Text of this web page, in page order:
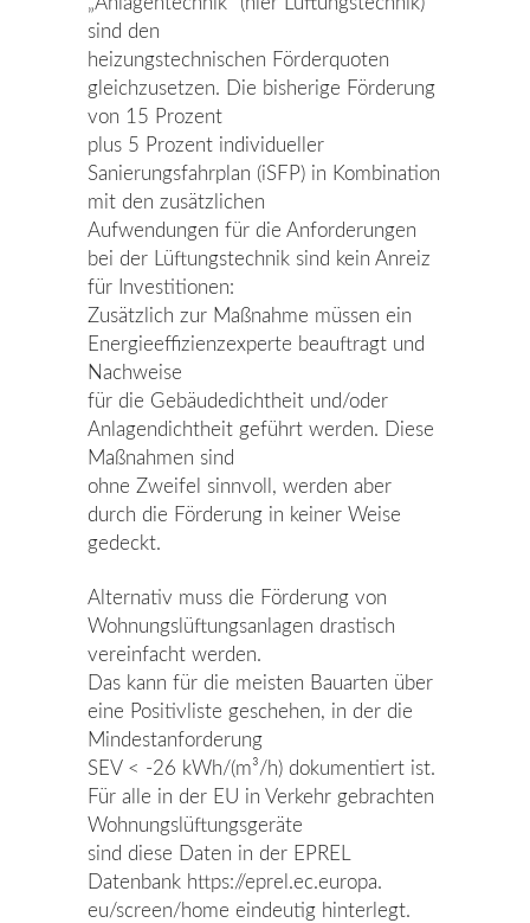
sind den
heizungstechnischen Förderquoten
gleichzusetzen. Die bisherige Förderung
von 15 Prozent
plus 5 Prozent individueller
Sanierungsfahrplan (iSFP) in Kombination
mit den zusätzlichen
Aufwendungen für die Anforderungen
bei der Lüftungstechnik sind kein Anreiz
für Investitionen:
Zusätzlich zur Maßnahme müssen ein
Energieeffizienzexperte beauftragt und
Nachweise
für die Gebäudedichtheit und/oder
Anlagendichtheit geführt werden. Diese
Maßnahmen sind
ohne Zweifel sinnvoll, werden aber
durch die Förderung in keiner Weise
gedeckt.
Alternativ muss die Förderung von
Wohnungslüftungsanlagen drastisch
vereinfacht werden.
Das kann für die meisten Bauarten über
eine Positivliste geschehen, in der die
Mindestanforderung
SEV < -26 kWh/(m³/h) dokumentiert ist.
Für alle in der EU in Verkehr gebrachten
Wohnungslüftungsgeräte
sind diese Daten in der EPREL
Datenbank https://eprel.ec.europa.
eu/screen/home eindeutig hinterlegt.